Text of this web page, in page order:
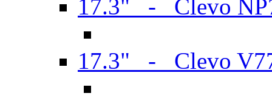
17.3" - Clevo
17.3" - Clevo